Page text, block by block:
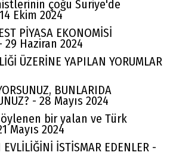
çoğu Suriye'de
Ekim 2024
PİYASA EKONOMİSİ
29 Haziran 2024
ÜZERİNE YAPILAN YORUMLAR
BUNLARIDA
- 28 Mayıs 2024
bir yalan ve Türk
Mayıs 2024
İSTİSMAR EDENLER -